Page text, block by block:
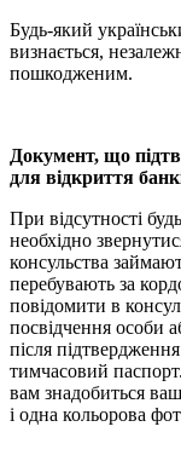
Будь-який
визнається,
пошкодженим.
Документ, що
для відкриття
При відсутності
необхідно
консульства
перебувають за
повідомити в
посвідчення особи
після
тимчасовий
вам знадобиться
і одна кольорова